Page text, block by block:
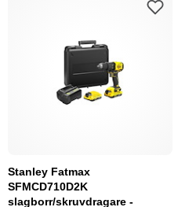
Stanley Fatmax
SFMCD710D2K
slagborr/skruvdragare -